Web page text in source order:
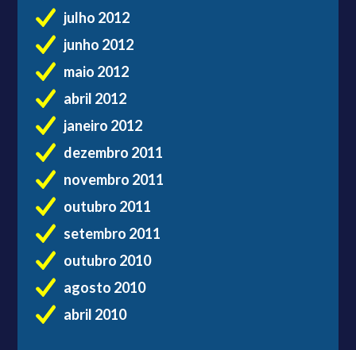
julho 2012
junho 2012
maio 2012
abril 2012
janeiro 2012
dezembro 2011
novembro 2011
outubro 2011
setembro 2011
outubro 2010
agosto 2010
abril 2010